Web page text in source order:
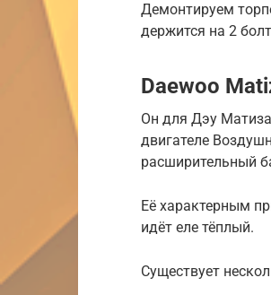
Демонтируем
держится на 2
Daewoo
Он для Дэу
двигателе
расширительный
Её характерным
идёт еле тёплый.
Существует